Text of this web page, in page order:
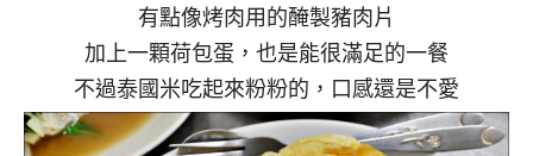
有點像烤肉用的醃製豬肉片
加上一顆荷包蛋，也是能很滿足的一餐
不過泰國米吃起來粉粉的，口感還是不愛